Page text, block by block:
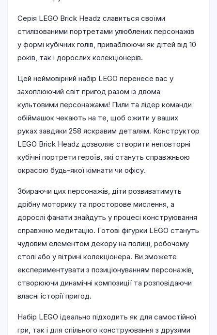
Серія LEGO Brick Headz славиться своїми
стилізованими портретами улюблених персонажів
у формі кубічних голів, приваблюючи як дітей від 10
років, так і дорослих колекціонерів.
Цей неймовірний набір LEGO перенесе вас у
захоплюючий світ пригод разом із двома
культовими персонажами! Пили та лідер команди
обіймашок чекають на те, щоб ожити у ваших
руках завдяки 258 яскравим деталям. Конструктор
LEGO Brick Headz дозволяє створити неповторні
кубічні портрети героїв, які стануть справжньою
окрасою будь-якої кімнати чи офісу.
Збираючи цих персонажів, діти розвиватимуть
дрібну моторику та просторове мислення, а
дорослі фанати знайдуть у процесі конструювання
справжню медитацію. Готові фігурки LEGO стануть
чудовим елементом декору на полиці, робочому
столі або у вітрині колекціонера. Ви зможете
експериментувати з позиціонуванням персонажів,
створюючи динамічні композиції та розповідаючи
власні історії пригод.
Набір LEGO ідеально підходить як для самостійної
гри, так і для спільного конструювання з друзями